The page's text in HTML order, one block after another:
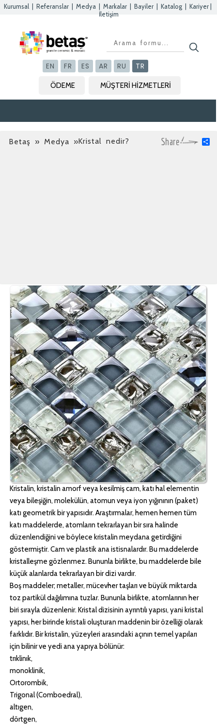
Kurumsal Referanslar Medya Markalar Bayiler Katalog Kariyer
İletişim
EN FR ES AR RU TR
ÖDEME MÜŞTERİ HİZMETLERİ
Betaş » Medya »Kristal nedir?
Kristalin, kristalin amorf veya kesilmiş cam, katı hal elementin
veya bileşiğin, molekülün, atomun veya iyon yığınının (paket)
katı geometrik bir yapısıdır. Araştırmalar, hemen hemen tüm
katı maddelerde, atomların tekrarlayan bir sıra halinde
düzenlendiğini ve böylece kristalin meydana getirdiğini
göstermiştir. Cam ve plastik ana istisnalardır. Bu maddelerde
kristalleşme gözlenmez. Bununla birlikte, bu maddelerde bile
küçük alanlarda tekrarlayan bir dizi vardır.
Boş maddeler; metaller, mücevher taşları ve büyük miktarda
toz partikül dağılımına tuzlar. Bununla birlikte, atomlarının her
biri sırayla düzenlenir. Kristal dizisinin ayrıntılı yapısı, yani kristal
yapısı, her birinde kristali oluşturan maddenin bir özelliği olarak
farklıdır. Bir kristalin, yüzeyleri arasındaki açının temel yapıları
için bilinir ve yedi ana yapıya bölünür:
trıklinık,
monoklinik,
Ortorombik,
Trigonal (Comboedral),
altıgen,
dörtgen,
Betaş Cam Mozaik
Betaş Cam Mozik olarak tam zamanlı
meslektaşlar arıyoruz. Özgeçmişlerinizi
gönderdikten sonra tarafımıza bilgi
vermeniz faydalı olacaktır.
Özgeçmişlerinizi yandaki formdan
bizlere ulaştırabilirsiniz. Bizi tercih
ettiğiniz için teşekkür ederiz.